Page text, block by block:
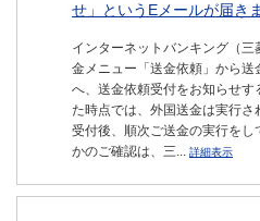
せ」というEメールが届き
インターネットバンキング（
金メニュー「送金依頼」から送
へ、送金依頼受付をお知らせ
た時点では、外国送金は実行
受付後、順次ご送金の実行を
かのご確認は、三... 詳細表示